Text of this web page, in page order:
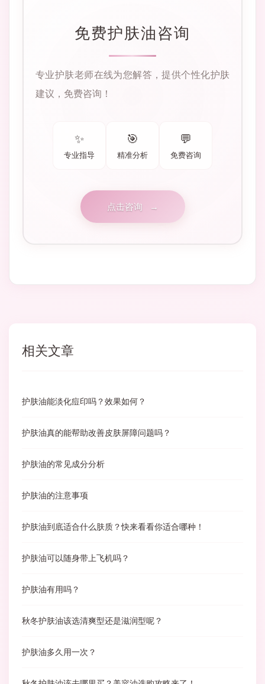
免费护肤油咨询
专业护肤老师在线为您解答，提供个性化护肤
建议，免费咨询！
✨
专业指导
🎯
精准分析
💬
免费咨询
点击咨询 →
相关文章
护肤油能淡化痘印吗？效果如何？
护肤油真的能帮助改善皮肤屏障问题吗？
护肤油的常见成分分析
护肤油的注意事项
护肤油到底适合什么肤质？快来看看你适合哪种！
护肤油可以随身带上飞机吗？
护肤油有用吗？
秋冬护肤油该选清爽型还是滋润型呢？
护肤油多久用一次？